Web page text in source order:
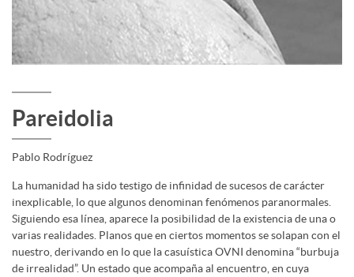
Pareidolia
Pablo Rodríguez
La humanidad ha sido testigo de infinidad de sucesos de carácter
inexplicable, lo que algunos denominan fenómenos paranormales.
Siguiendo esa línea, aparece la posibilidad de la existencia de una o
varias realidades. Planos que en ciertos momentos se solapan con el
nuestro, derivando en lo que la casuística OVNI denomina “burbuja
de irrealidad”. Un estado que acompaña al encuentro, en cuya